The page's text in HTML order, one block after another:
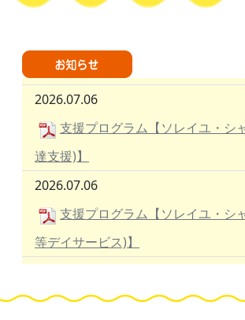
2026.07.06
支援プログラム【ソレイユ・シ
達支援)】
2026.07.06
支援プログラム【ソレイユ・シ
等デイサービス)】
支援プログラム【ソレイユ工房(